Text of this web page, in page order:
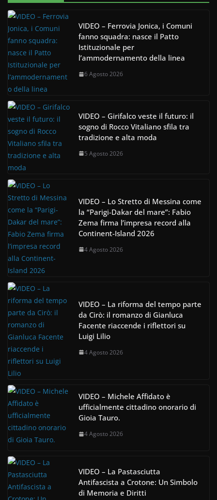
VIDEO – Ferrovia Jonica, i Comuni
fanno squadra: nasce il Patto
Istituzionale per
l’ammodernamento della linea
6 Agosto 2026
VIDEO – Girifalco veste il futuro: il
sogno di Rocco Vitaliano sfila tra
tradizione e alta moda
5 Agosto 2026
VIDEO – Lo Stretto di Messina come
la “Parigi-Dakar del mare”: Fabio
Zema firma l’impresa record alla
Continent-Island 2026
4 Agosto 2026
VIDEO – La riforma del tempo parte
da Cirò: il romanzo di Gianluca
Facente riaccende i riflettori su
Luigi Lilio
4 Agosto 2026
VIDEO – Michele Affidato è
ufficialmente cittadino onorario di
Gioia Tauro.
4 Agosto 2026
VIDEO – La Pastasciutta
Antifascista a Crotone: Un Simbolo
di Memoria e Diritti